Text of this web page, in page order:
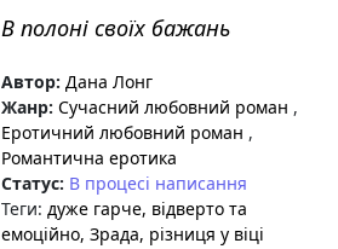
В полоні своїх бажань
Автор: Дана Лонг
Жанр: Сучасний любовний роман ,
Еротичний любовний роман ,
Романтична еротика
Статус: В процесі написання
Теги: дуже гарче, відверто та
емоційно, Зрада, різниця у віці